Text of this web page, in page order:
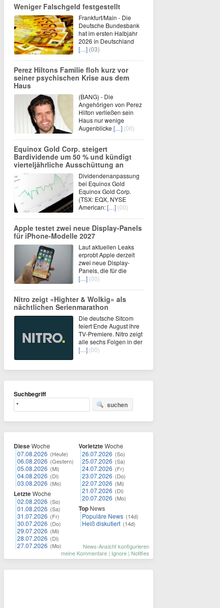
Weniger Falschgeld festgestellt
Frankfurt/Main - Die
Deutsche Bundesbank
hat im ersten Halbjahr
2026 in Deutschland
[…] (03)
Perez Hiltons Familie floh kurz vor
seiner psychischen Krise aus dem
Haus
(BANG) - Die
Angehörigen von Perez
Hilton verließen sein
Haus nur wenige
Augenblicke […] (00)
Equinox Gold Corp. steigert
Bardividende um 50 % und kündigt
vierteljährliche Ausschüttung an
Dividendenanpassung
bei Equinox Gold
Equinox Gold Corp.
(TSX: EQX, NYSE
American:[…] (00)
Apple testet zwei neue Display-Panels
für iPhone-Modelle 2027
Laut aktuellen Leaks
erprobt Apple derzeit
zwei neue Display-
Panels, die für die
[…] (00)
Nitro zeigt «Highter & Wolkig» als
nächtlichen Serienmarathon
Die deutsche Sitcom
feiert Ende August ihre
TV-Premiere. Nitro zeigt
alle sechs Folgen in der
[…] (00)
Suchbegriff
suchen
DieseWoche
07.08.2026 (Heute)
06.08.2026 (Gestern)
05.08.2026 (Mi)
04.08.2026 (Di)
03.08.2026 (Mo)
LetzteWoche
02.08.2026 (So)
01.08.2026 (Sa)
31.07.2026 (Fr)
30.07.2026 (Do)
29.07.2026 (Mi)
28.07.2026 (Di)
27.07.2026 (Mo)
VorletzteWoche
26.07.2026 (So)
25.07.2026 (Sa)
24.07.2026 (Fr)
23.07.2026 (Do)
22.07.2026 (Mi)
21.07.2026 (Di)
20.07.2026 (Mo)
Top News
Populäre News (14d)
Heiß diskutiert (14d)
News-Ansicht konfigurieren
meine Kommentare | Ignore | Notifies